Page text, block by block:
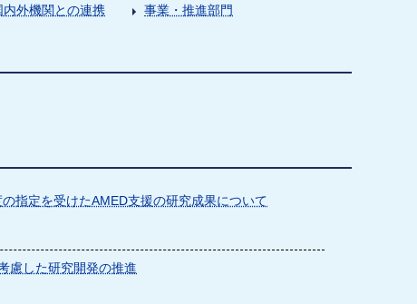
内外機関との連携 事業・推進部門
指定を受けたAMED支援の研究成果について
慮した研究開発の推進